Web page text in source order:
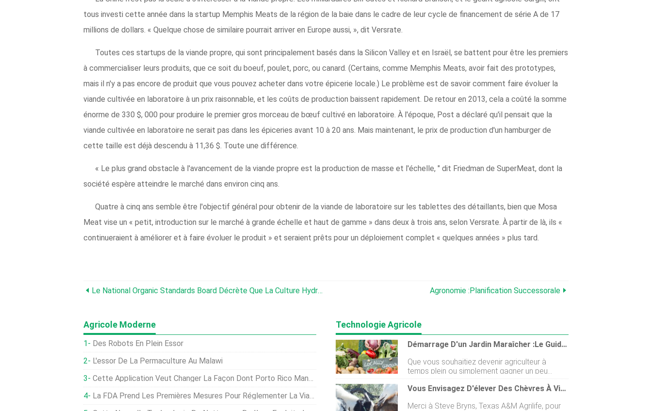
tous investi cette année dans la startup Memphis Meats de la région de la baie dans le cadre de leur cycle de financement de série A de 17
millions de dollars. « Quelque chose de similaire pourrait arriver en Europe aussi, », dit Versrate.
Toutes ces startups de la viande propre, qui sont principalement basés dans la Silicon Valley et en Israël, se battent pour être les premiers
à commercialiser leurs produits, que ce soit du boeuf, poulet, porc, ou canard. (Certains, comme Memphis Meats, avoir fait des prototypes,
mais il n'y a pas encore de produit que vous pouvez acheter dans votre épicerie locale.) Le problème est de savoir comment faire évoluer la
viande cultivée en laboratoire à un prix raisonnable, et les coûts de production baissent rapidement. De retour en 2013, cela a coûté la somme
énorme de 330 $, 000 pour produire le premier gros morceau de bœuf cultivé en laboratoire. À l'époque, Post a déclaré qu'il pensait que la
viande cultivée en laboratoire ne serait pas dans les épiceries avant 10 à 20 ans. Mais maintenant, le prix de production d'un hamburger de
cette taille est déjà descendu à 11,36 $. Toute une différence.
« Le plus grand obstacle à l'avancement de la viande propre est la production de masse et l'échelle, " dit Friedman de SuperMeat, dont la
société espère atteindre le marché dans environ cinq ans.
Quatre à cinq ans semble être l'objectif général pour obtenir de la viande de laboratoire sur les tablettes des détaillants, bien que Mosa
Meat vise un « petit, introduction sur le marché à grande échelle et haut de gamme » dans deux à trois ans, selon Versrate. À partir de là, ils «
continueraient à améliorer et à faire évoluer le produit » et seraient prêts pour un déploiement complet « quelques années » plus tard.
Le National Organic Standards Board Décrète Que La Culture Hydroponique Peut Être Biologique Agronomie :Planification Successorale
Agricole Moderne
Des Robots En Plein Essor
L'essor De La Permaculture Au Malawi
Cette Application Veut Changer La Façon Dont Porto Rico Mange
La FDA Prend Les Premières Mesures Pour Réglementer La Viande Cultivée En Laboratoire
Technologie Agricole
Démarrage D'un Jardin Maraîcher :le Guide Complet Du Débutant
Que vous souhaitiez devenir agriculteur à
temps plein ou simplement gagner un peu
dargent à côté, un jardin maraîcher est un
moyen fantastique de commencer à profiter de
décomposerai les étapes de base dont vous
Vous Envisagez D'élever Des Chèvres À Viande ? Voici À Quoi Ressemble Le Marché
Merci à Steve Bryns, Texas A&M Agrilife, pour